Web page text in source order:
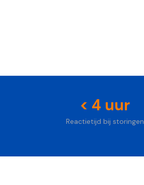
< 4 uur
Reactietijd bij storingen